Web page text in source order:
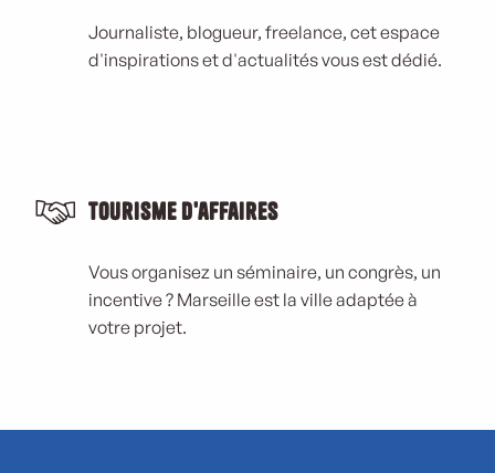
Journaliste, blogueur, freelance, cet espace
d'inspirations et d'actualités vous est dédié.
Tourisme d'affaires
Vous organisez un séminaire, un congrès, un
incentive ? Marseille est la ville adaptée à
votre projet.